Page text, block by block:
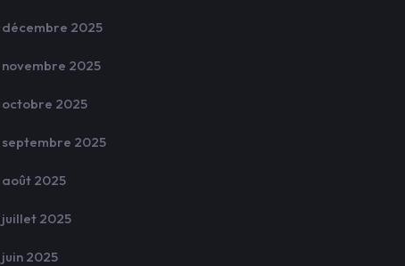
décembre 2025
novembre 2025
octobre 2025
septembre 2025
août 2025
juillet 2025
juin 2025